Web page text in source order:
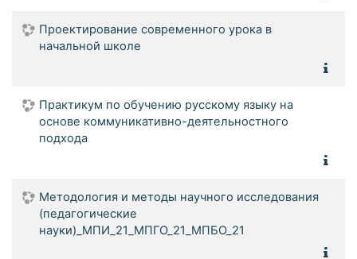
Проектирование современного урока в
начальной школе
Практикум по обучению русскому языку на
основе коммуникативно-деятельностного
подхода
Методология и методы научного исследования
(педагогические
науки)_МПИ_21_МПГО_21_МПБО_21